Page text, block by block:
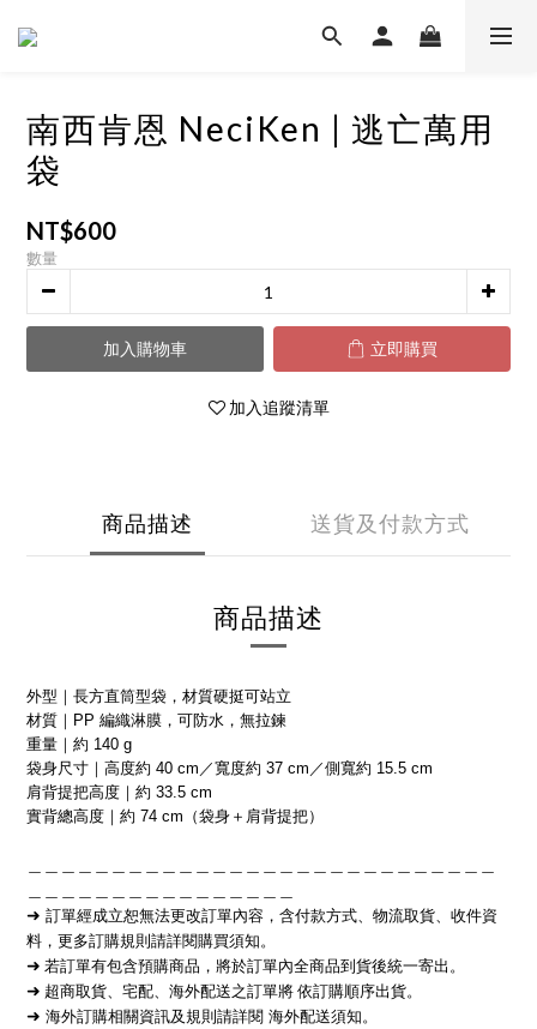
南西肯恩 NeciKen | 逃亡萬用
袋
NT$600
數量
加入購物車 立即購買
加入追蹤清單
商品描述 送貨及付款方式
商品描述
外型｜長方直筒型袋，材質硬挺可站立
材質｜PP 編織淋膜，可防水，無拉鍊
重量｜約 140 g
袋身尺寸｜高度約 40 cm／寬度約 37 cm／側寬約 15.5 cm
肩背提把高度｜約 33.5 cm
實背總高度｜約 74 cm（袋身＋肩背提把）
➜ 訂單經成立恕無法更改訂單內容，含付款方式、物流取貨、收件資
料，更多訂購規則請詳閱購買須知。
➜ 若訂單有包含預購商品，將於訂單內全商品到貨後統一寄出。
➜ 超商取貨、宅配、海外配送之訂單將依訂購順序出貨。
➜ 海外訂購相關資訊及規則請詳閱 海外配送須知。